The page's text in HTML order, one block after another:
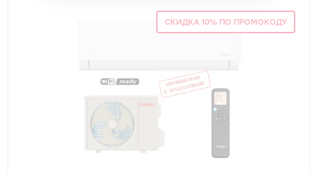
СКИДКА 10% ПО ПРОМОКОДУ